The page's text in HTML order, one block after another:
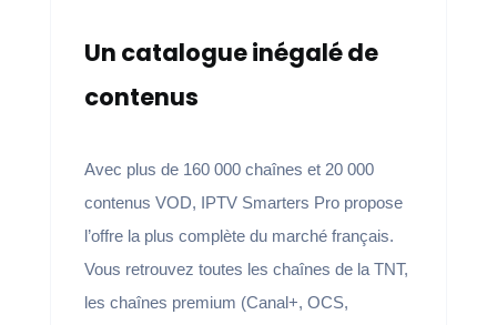
Un catalogue inégalé de
contenus
Avec plus de 160 000 chaînes et 20 000
contenus VOD, IPTV Smarters Pro propose
l’offre la plus complète du marché français.
Vous retrouvez toutes les chaînes de la TNT,
les chaînes premium (Canal+, OCS,